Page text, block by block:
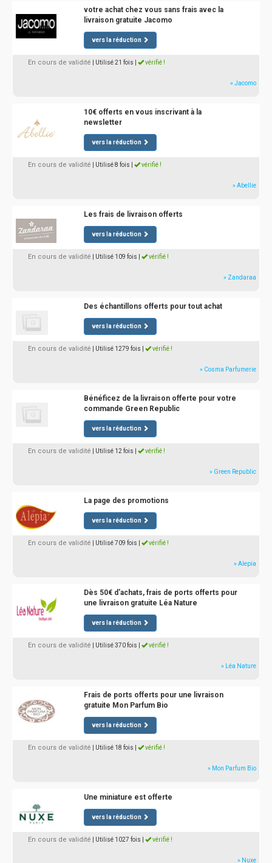
votre achat chez vous sans frais avec la
livraison gratuite Jacomo
vers la réduction
En cours de validité | Utilisé 21 fois vérifié !
» Jacomo
10€ offerts en vous inscrivant à la
newsletter
vers la réduction
En cours de validité | Utilisé 8 fois vérifié !
» Abellie
Les frais de livraison offerts
vers la réduction
En cours de validité | Utilisé 109 fois vérifié !
» Zandaraa
Des échantillons offerts pour tout achat
vers la réduction
En cours de validité | Utilisé 1279 fois vérifié !
» Cosma Parfumerie
Bénéficez de la livraison offerte pour votre
commande Green Republic
vers la réduction
En cours de validité | Utilisé 12 fois vérifié !
» Green Republic
La page des promotions
vers la réduction
En cours de validité | Utilisé 709 fois vérifié !
» Alepia
Dès 50€ d'achats, frais de ports offerts pour
une livraison gratuite Léa Nature
vers la réduction
En cours de validité | Utilisé 370 fois vérifié !
» Léa Nature
Frais de ports offerts pour une livraison
gratuite Mon Parfum Bio
vers la réduction
En cours de validité | Utilisé 18 fois vérifié !
» Mon Parfum Bio
Une miniature est offerte
vers la réduction
En cours de validité | Utilisé 1027 fois vérifié !
» Nuxe